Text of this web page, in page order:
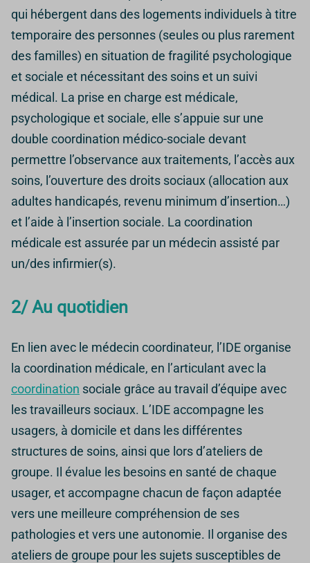
qui hébergent dans des logements individuels à titre
temporaire des personnes (seules ou plus rarement
des familles) en situation de fragilité psychologique
et sociale et nécessitant des soins et un suivi
médical. La prise en charge est médicale,
psychologique et sociale, elle s’appuie sur une
double coordination médico-sociale devant
permettre l’observance aux traitements, l’accès aux
soins, l’ouverture des droits sociaux (allocation aux
adultes handicapés, revenu minimum d’insertion…)
et l’aide à l’insertion sociale. La coordination
médicale est assurée par un médecin assisté par
un/des infirmier(s).
2/ Au quotidien
En lien avec le médecin coordinateur, l’IDE organise
la coordination médicale, en l’articulant avec la
coordination sociale grâce au travail d’équipe avec
les travailleurs sociaux. L’IDE accompagne les
usagers, à domicile et dans les différentes
structures de soins, ainsi que lors d’ateliers de
groupe. Il évalue les besoins en santé de chaque
usager, et accompagne chacun de façon adaptée
vers une meilleure compréhension de ses
pathologies et vers une autonomie. Il organise des
ateliers de groupe pour les sujets susceptibles de